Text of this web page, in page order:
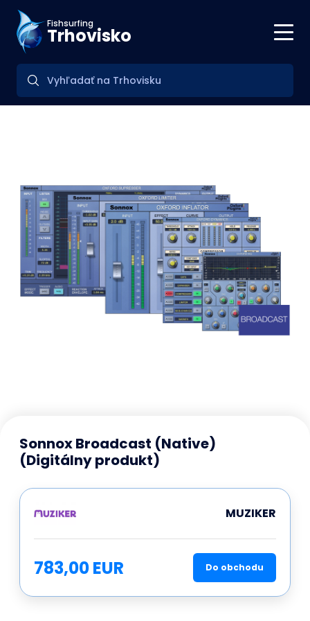
Fishsurfing
Trhovisko
Sonnox Broadcast (Native)
(Digitálny produkt)
MUZIKER
783,00 EUR Do obchodu